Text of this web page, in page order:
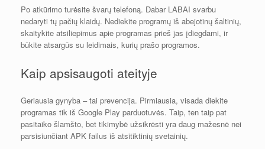
Po atkūrimo turėsite švarų telefoną. Dabar LABAI svarbu
nedaryti tų pačių klaidų. Nediekite programų iš abejotinų šaltinių,
skaitykite atsiliepimus apie programas prieš jas įdiegdami, ir
būkite atsargūs su leidimais, kurių prašo programos.
Kaip apsisaugoti ateityje
Geriausia gynyba – tai prevencija. Pirmiausia, visada diekite
programas tik iš Google Play parduotuvės. Taip, ten taip pat
pasitaiko šlamšto, bet tikimybė užsikrėsti yra daug mažesnė nei
parsisiunčiant APK failus iš atsitiktinių svetainių.